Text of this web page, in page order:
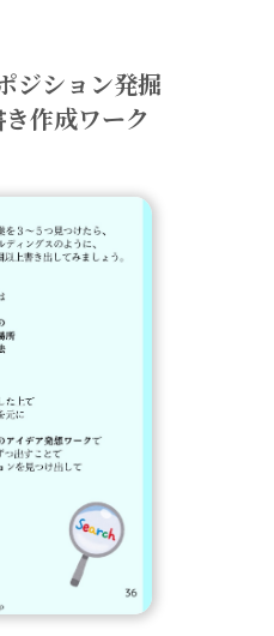
ジション発掘
作成ワーク